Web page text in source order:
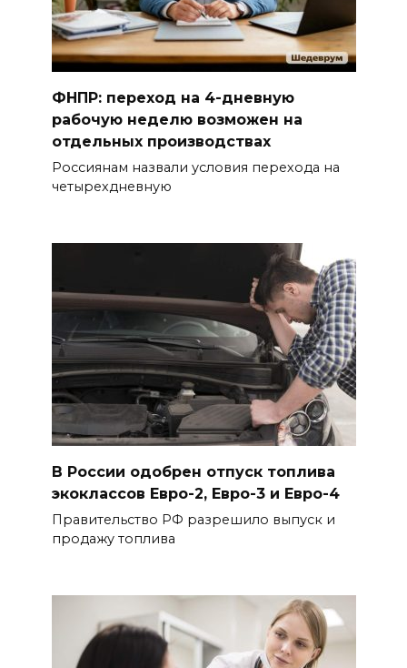
ФНПР: переход на 4-дневную
рабочую неделю возможен на
отдельных производствах
Россиянам назвали условия перехода на
четырехдневную
В России одобрен отпуск топлива
экоклассов Евро-2, Евро-3 и Евро-4
Правительство РФ разрешило выпуск и
продажу топлива